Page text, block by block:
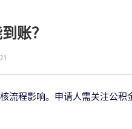
账？
流程影响。申请人需关注公积